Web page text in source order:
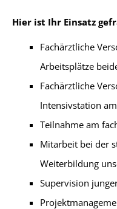
Hier ist Ihr Einsatz
Fachärztliche
Arbeitsplätze
Fachärztliche
Intensivstation
Teilnahme am
Mitarbeit bei der
Weiterbildung
Supervision